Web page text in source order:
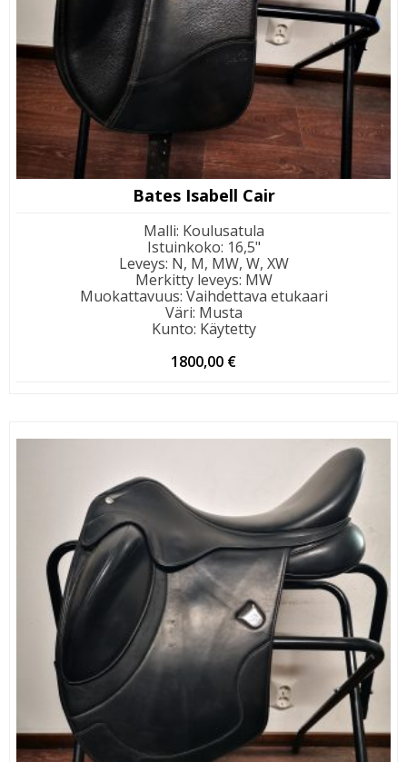
Bates Isabell Cair
Malli: Koulusatula
Istuinkoko: 16,5"
Leveys: N, M, MW, W, XW
Merkitty leveys: MW
Muokattavuus: Vaihdettava etukaari
Väri: Musta
Kunto: Käytetty
1800,00 €